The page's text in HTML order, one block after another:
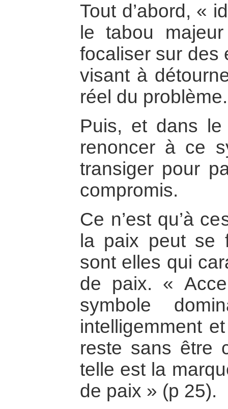
Tout d’abord, «
le tabou
focaliser sur des
visant à
réel du problème.
Puis, et dans
renoncer à ce
transiger pour
compromis.
Ce n’est qu’à
la paix peut se
sont elles qui
de paix. «
symbole
intelligemment
reste sans être
telle est la
de paix » (p 25).